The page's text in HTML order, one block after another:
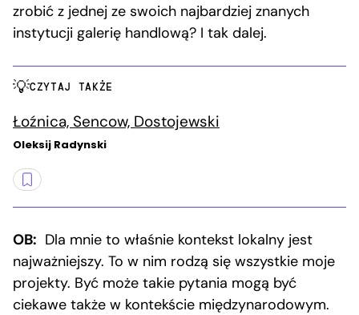
zrobić z jednej ze swoich najbardziej znanych
instytucji galerię handlową? I tak dalej.
CZYTAJ TAKŻE
Łoźnica, Sencow, Dostojewski
Oleksij Radynski
OB: Dla mnie to właśnie kontekst lokalny jest
najważniejszy. To w nim rodzą się wszystkie moje
projekty. Być może takie pytania mogą być
ciekawe także w kontekście międzynarodowym.